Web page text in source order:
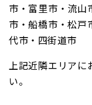
市・富里市・流山
市・船橋市・松戸
代市・四街道市
上記近隣エリアに
い。